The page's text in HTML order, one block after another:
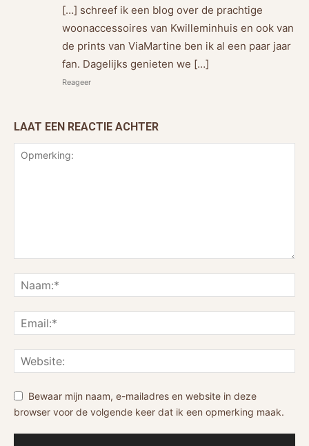
[…] schreef ik een blog over de prachtige
woonaccessoires van Kwilleminhuis en ook van
de prints van ViaMartine ben ik al een paar jaar
fan. Dagelijks genieten we […]
Reageer
LAAT EEN REACTIE ACHTER
Bewaar mijn naam, e-mailadres en website in deze
browser voor de volgende keer dat ik een opmerking maak.